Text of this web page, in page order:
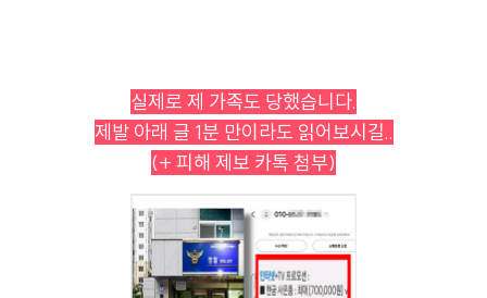
실제로 제 가족도 당했습니다.
제발 아래 글 1분 만이라도 읽어보시길..
(+ 피해 제보 카톡 첨부)